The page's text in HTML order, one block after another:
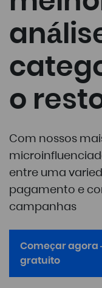
o
Com nossos
entre uma
pagamento e
campanhas
Começar agora
gratuito